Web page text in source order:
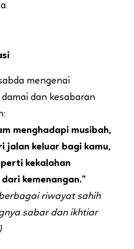
dan kesabaran
menghadapi musibah,
jalan keluar bagi kamu,
kekalahan
kemenangan.”
riwayat sahih
sabar dan ikhtiar